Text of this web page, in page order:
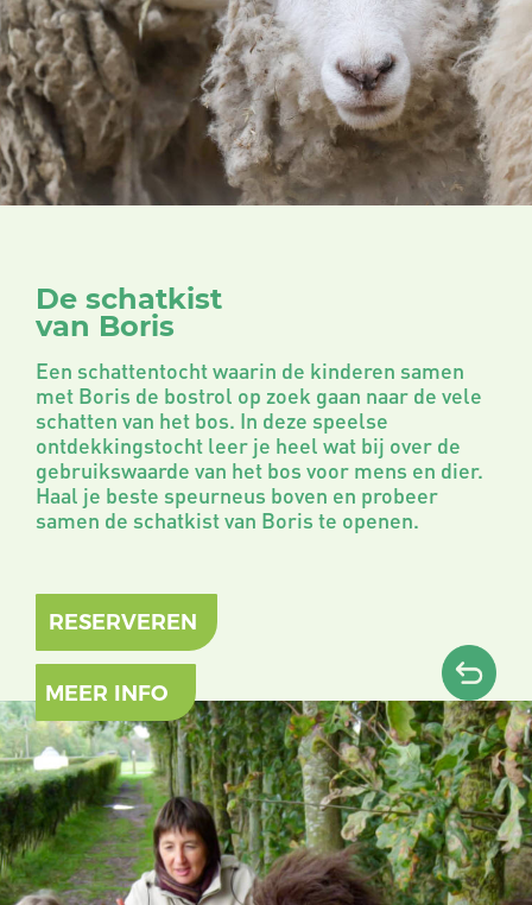
MEER INFO
RESERVEREN
De schatkist
van Boris
Een schattentocht waarin de kinderen samen
met Boris de bostrol op zoek gaan naar de vele
schatten van het bos. In deze speelse
ontdekkingstocht leer je heel wat bij over de
gebruikswaarde van het bos voor mens en dier.
Haal je beste speurneus boven en probeer
samen de schatkist van Boris te openen.